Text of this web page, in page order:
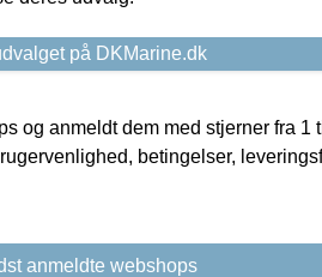
på DKMarine.dk
og anmeldt dem med stjerner fra 1
betingelser,
anmeldte webshops